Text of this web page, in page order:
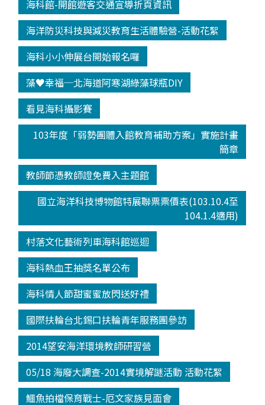
海科館-開館遊客交通宣導折頁資訊
海洋防災科技與減災教育生活體驗營-活動花絮
海科小小伸展台開始報名囉
藻♥幸福─北海道阿寒湖綠藻球瓶DIY
看見海科攝影賽
103年度「弱勢團體入館教育補助方案」實施計畫
簡章
教師節憑教師證免費入主題館
國立海洋科技博物館特展聯票票價表(103.10.4至
104.1.4適用)
村落文化藝術列車海科館巡迴
海科熱血王抽獎名單公布
海科情人節甜蜜蜜放閃送好禮
國際扶輪台北錫口扶輪青年服務團參訪
2014望安海洋環境教師研習營
05/18 海廢大調查-2014實境解謎活動 活動花絮
鱷魚拍檔保育戰士-厄文家族見面會